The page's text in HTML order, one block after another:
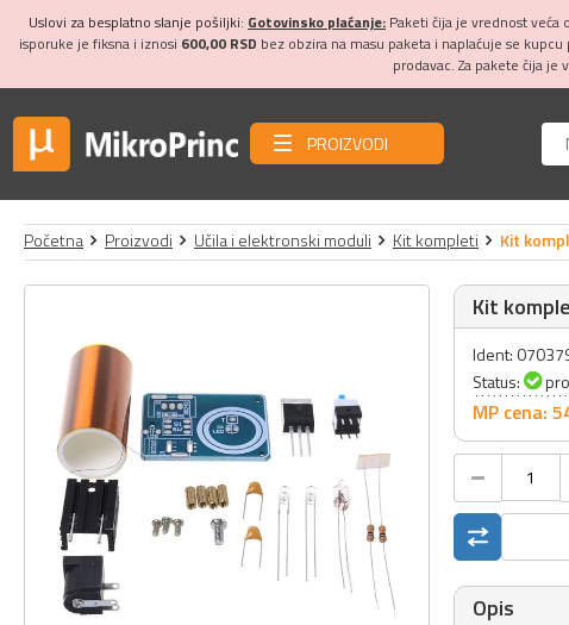
Uslovi za besplatno slanje pošiljki: Gotovinsko plaćanje: Paketi čija je vrednost veća
isporuke je fiksna i iznosi 600,00 RSD bez obzira na masu paketa i naplaćuje se
prodavac. Za pakete čija
PROIZVODI
Početna Proizvodi Učila i elektronski moduli Kit kompleti Kit
Kit
Ident:
Status:
MP cena:
Opis